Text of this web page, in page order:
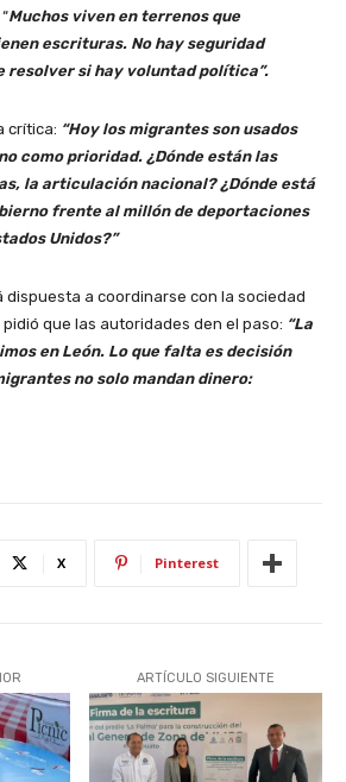
Muchos viven en terrenos que
escrituras. No hay seguridad
resolver si hay voluntad política”.
crítica: “Hoy los migrantes son usados
como prioridad. ¿Dónde están las
la articulación nacional? ¿Dónde está
frente al millón de deportaciones
Unidos?”
dispuesta a coordinarse con la sociedad
que las autoridades den el paso: “La
en León. Lo que falta es decisión
no solo mandan dinero:
X Pinterest
ARTÍCULO SIGUIENTE